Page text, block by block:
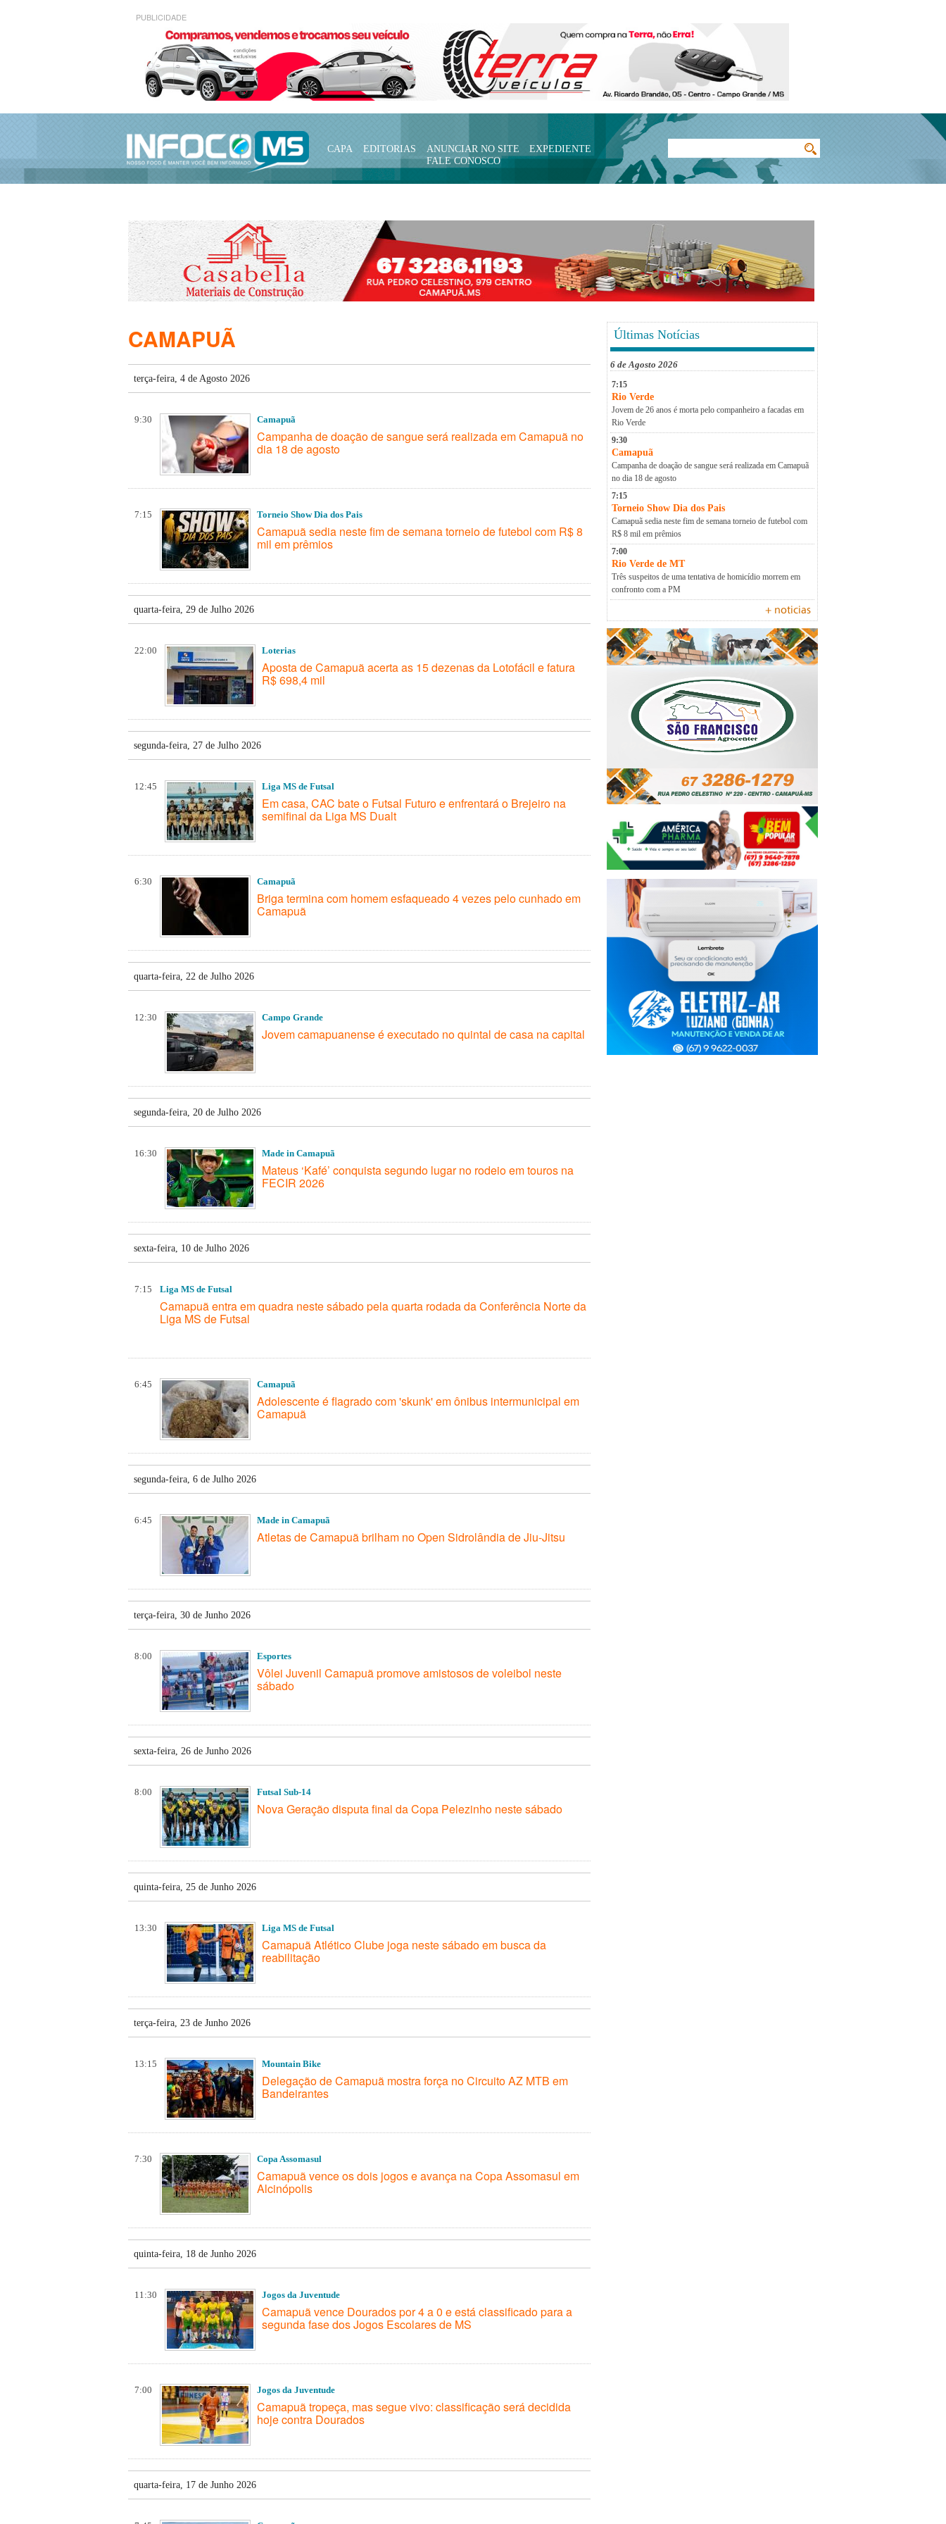
PUBLICIDADE
CAPA EDITORIAS ANUNCIAR NO SITE
EXPEDIENTE
FALE CONOSCO
Últimas Notícias
6 de Agosto 2026
7:15
Rio Verde
Jovem de 26 anos é morta pelo companheiro a facadas em
Rio Verde
9:30
Camapuã
Campanha de doação de sangue será realizada em Camapuã
no dia 18 de agosto
7:15
Torneio Show Dia dos Pais
Camapuã sedia neste fim de semana torneio de futebol com
R$ 8 mil em prêmios
7:00
Rio Verde de MT
Três suspeitos de uma tentativa de homicídio morrem em
confronto com a PM
+ noticias
CAMAPUÃ
terça-feira, 4 de Agosto 2026
9:30 Camapuã
Campanha de doação de sangue será realizada em Camapuã no
dia 18 de agosto
7:15 Torneio Show Dia dos Pais
Camapuã sedia neste fim de semana torneio de futebol com R$ 8
mil em prêmios
quarta-feira, 29 de Julho 2026
22:00 Loterias
Aposta de Camapuã acerta as 15 dezenas da Lotofácil e fatura
R$ 698,4 mil
segunda-feira, 27 de Julho 2026
12:45 Liga MS de Futsal
Em casa, CAC bate o Futsal Futuro e enfrentará o Brejeiro na
semifinal da Liga MS Dualt
6:30 Camapuã
Briga termina com homem esfaqueado 4 vezes pelo cunhado em
Camapuã
quarta-feira, 22 de Julho 2026
12:30 Campo Grande
Jovem camapuanense é executado no quintal de casa na capital
segunda-feira, 20 de Julho 2026
16:30 Made in Camapuã
Mateus ‘Kafé’ conquista segundo lugar no rodeio em touros na
FECIR 2026
sexta-feira, 10 de Julho 2026
7:15 Liga MS de Futsal
Camapuã entra em quadra neste sábado pela quarta rodada da Conferência Norte da
Liga MS de Futsal
6:45 Camapuã
Adolescente é flagrado com 'skunk' em ônibus intermunicipal em
Camapuã
segunda-feira, 6 de Julho 2026
6:45 Made in Camapuã
Atletas de Camapuã brilham no Open Sidrolândia de Jiu-Jitsu
terça-feira, 30 de Junho 2026
8:00 Esportes
Vôlei Juvenil Camapuã promove amistosos de voleibol neste
sábado
sexta-feira, 26 de Junho 2026
8:00 Futsal Sub-14
Nova Geração disputa final da Copa Pelezinho neste sábado
quinta-feira, 25 de Junho 2026
13:30 Liga MS de Futsal
Camapuã Atlético Clube joga neste sábado em busca da
reabilitação
terça-feira, 23 de Junho 2026
13:15 Mountain Bike
Delegação de Camapuã mostra força no Circuito AZ MTB em
Bandeirantes
7:30 Copa Assomasul
Camapuã vence os dois jogos e avança na Copa Assomasul em
Alcinópolis
quinta-feira, 18 de Junho 2026
11:30 Jogos da Juventude
Camapuã vence Dourados por 4 a 0 e está classificado para a
segunda fase dos Jogos Escolares de MS
7:00 Jogos da Juventude
Camapuã tropeça, mas segue vivo: classificação será decidida
hoje contra Dourados
quarta-feira, 17 de Junho 2026